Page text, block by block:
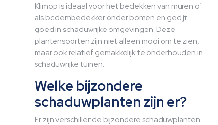
Klimop is ideaal voor het bedekken van muren of
als bodembedekker onder bomen en gedijt
goed in schaduwrijke omgevingen. Deze
plantensoorten zijn niet alleen mooi om te zien,
maar ook relatief gemakkelijk te onderhouden in
schaduwrijke tuinen.
Welke bijzondere
schaduwplanten zijn er?
Er zijn verschillende bijzondere schaduwplanten